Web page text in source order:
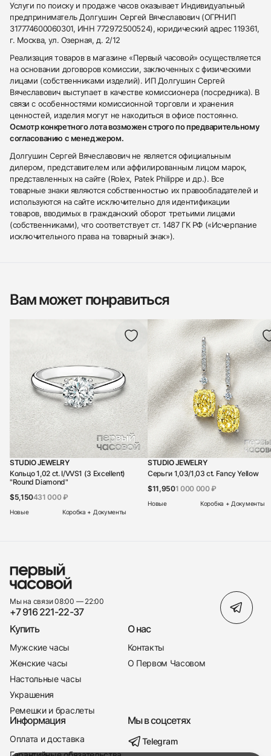
Услуги по поиску и продаже часов оказывает Индивидуальный
предприниматель Долгушин Сергей Вячеславович (ОГРНИП
317774600060301, ИНН 772972500524), юридический адрес 119361,
г. Москва, ул. Озерная, д. 2/12
Реализация товаров в магазине «Первый часовой» осуществляется
на основании договоров комиссии, заключенных с физическими
лицами (собственниками изделий). ИП Долгушин Сергей
Вячеславович выступает в качестве комиссионера (посредника). В
связи с особенностями комиссионной торговли и хранения
ценностей, изделия могут не находиться в офисе постоянно.
Осмотр конкретного лота возможен строго по предварительному
согласованию с менеджером.
Долгушин Сергей Вячеславович не является официальным
дилером, представителем или аффилированным лицом марок,
представленных на сайте (Rolex, Patek Philippe и др.). Все
товарные знаки являются собственностью их правообладателей и
используются на сайте исключительно для идентификации
товаров, вводимых в гражданский оборот третьими лицами
(собственниками), что соответствует ст. 1487 ГК РФ («Исчерпание
исключительного права на товарный знак»).
Вам может понравиться
STUDIO JEWELRY
Кольцо 1,02 ct. I/VVS1 (3 Excellent)
"Round Diamond"
$5,150431 000 ₽
Новые Коробка + Документы
STUDIO JEWELRY
Серьги 1,03/1,03 ct. Fancy Yellow
$11,9501 000 000 ₽
Новые Коробка + Документы
Мы на связи 08:00 — 22:00
+7 916 221-22-37
Купить
Мужские часы
Женские часы
Настольные часы
Украшения
Ремешки и браслеты
О нас
Контакты
О Первом Часовом
Информация
Оплата и доставка
Мы в соцсетях
Telegram